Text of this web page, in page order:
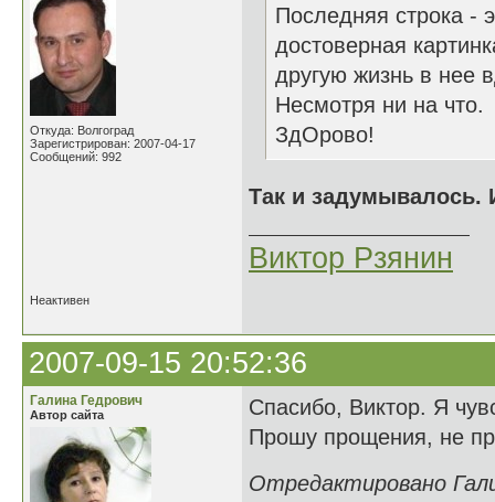
Откуда: Волгоград
Зарегистрирован: 2007-04-17
Сообщений: 992
Последняя строка -
достоверная
другую жизнь в нее
Несмотря ни на что.
ЗдОрово!
Так и задумывалось.
Виктор Рзянин
Неактивен
2007-09-15 20:52:36
Галина Гедрович
Автор сайта
Спасибо, Виктор. Я
Прошу прощения, не
Отредактировано